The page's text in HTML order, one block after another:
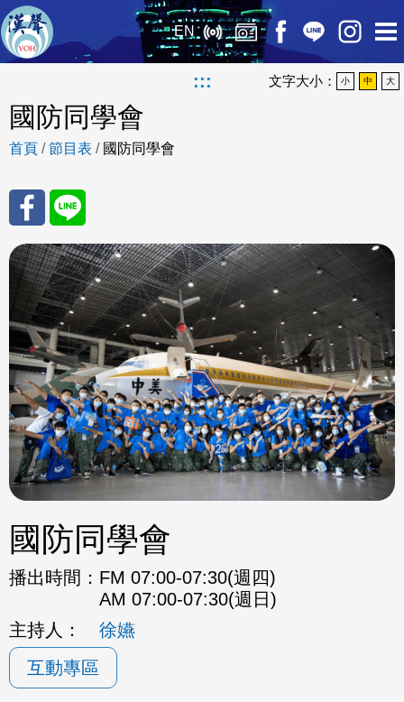
EN
::: 文字大小： 小 中 大
國防同學會
首頁 /節目表 / 國防同學會
分享
至
Fac
eBo
ok
分享
至
Line
國防同學會
播出時間： FM 07:00-07:30(週四)
AM 07:00-07:30(週日)
主持人：
徐嬿
互動專區